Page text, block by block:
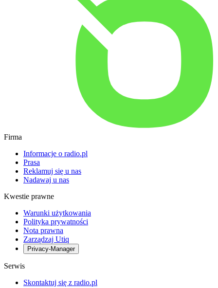
Firma
Informacje o radio.pl
Prasa
Reklamuj się u nas
Nadawaj u nas
Kwestie prawne
Warunki użytkowania
Polityka prywatności
Nota prawna
Zarządzaj Utiq
Privacy-Manager
Serwis
Skontaktuj się z radio.pl